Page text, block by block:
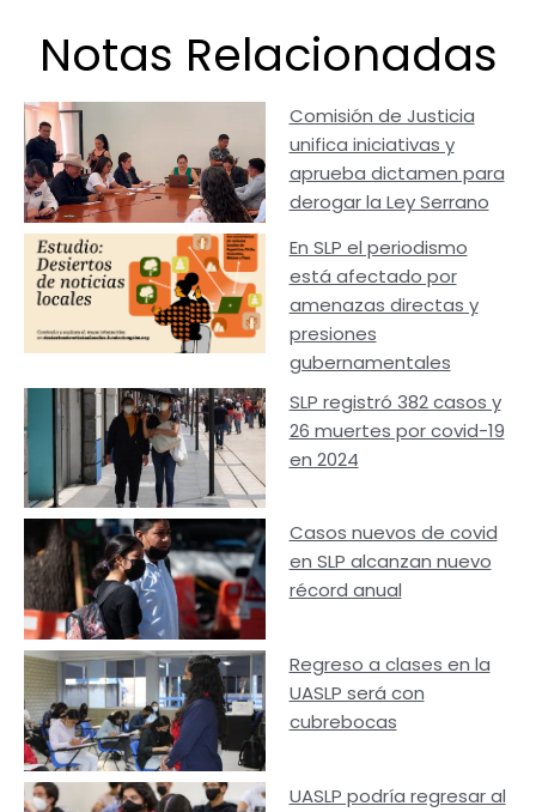
Notas Relacionadas
Comisión de Justicia
unifica iniciativas y
aprueba dictamen para
derogar la Ley Serrano
En SLP el periodismo
está afectado por
amenazas directas y
presiones
gubernamentales
SLP registró 382 casos y
26 muertes por covid-19
en 2024
Casos nuevos de covid
en SLP alcanzan nuevo
récord anual
Regreso a clases en la
UASLP será con
cubrebocas
UASLP podría regresar al